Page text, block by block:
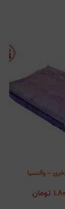
– والنسیا
تومان